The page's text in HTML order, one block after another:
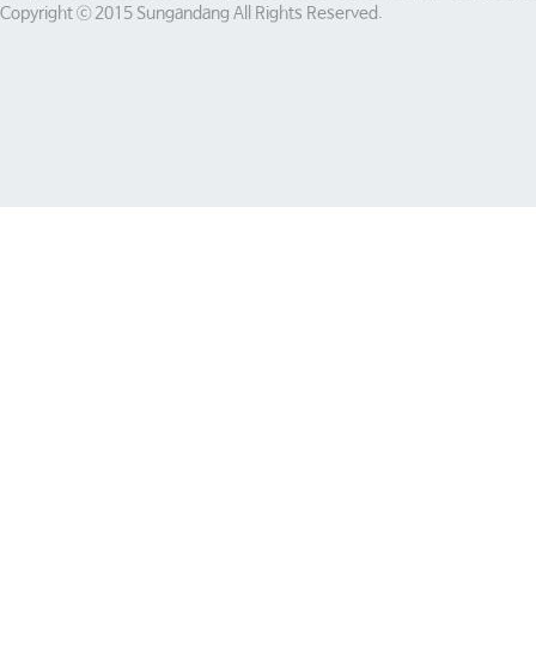
Copyright ⓒ 2015 Sungandang All Rights Reserved.